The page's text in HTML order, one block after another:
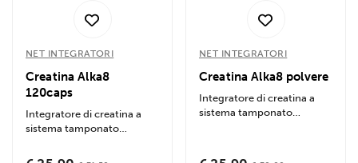
NET INTEGRATORI
Creatina Alka8
120caps
Integratore di creatina a
sistema tamponato
massimo...
NET INTEGRATORI
Creatina Alka8 polvere
Integratore di creatina a
sistema tamponato